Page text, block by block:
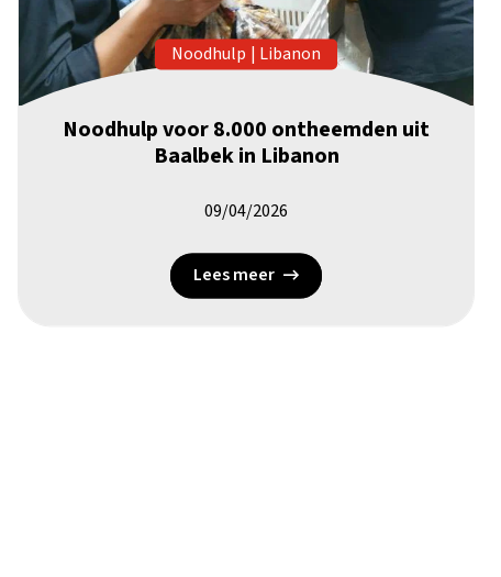
Noodhulp | Libanon
Noodhulp voor 8.000 ontheemden uit
Baalbek in Libanon
09/04/2026
Lees meer